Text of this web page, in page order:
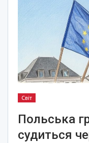
Світ
Польська
судиться